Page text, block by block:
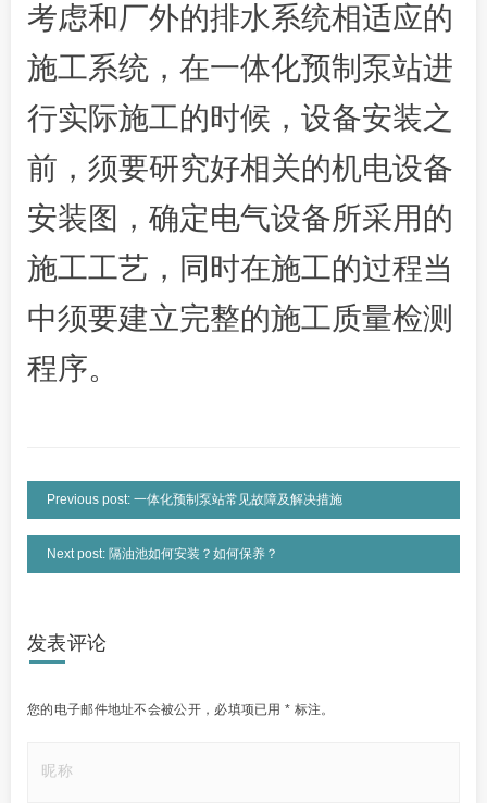
考虑和厂外的排水系统相适应的
施工系统，在一体化预制泵站进
行实际施工的时候，设备安装之
前，须要研究好相关的机电设备
安装图，确定电气设备所采用的
施工工艺，同时在施工的过程当
中须要建立完整的施工质量检测
程序。
Previous post: 一体化预制泵站常见故障及解决措施
Next post: 隔油池如何安装？如何保养？
发表评论
您的电子邮件地址不会被公开， 必填项已用* 标注。